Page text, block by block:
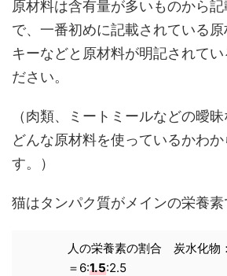
原材料は含有量が多いものから
で、一番初めに記載されている
キーなどと原材料が明記されてい
ださい。
（肉類、ミートミールなどの曖昧
どんな原材料を使っているかわ
す。）
猫はタンパク質がメインの栄養素
人の栄養素の割合 炭水化物：
＝6:1.5:2.5